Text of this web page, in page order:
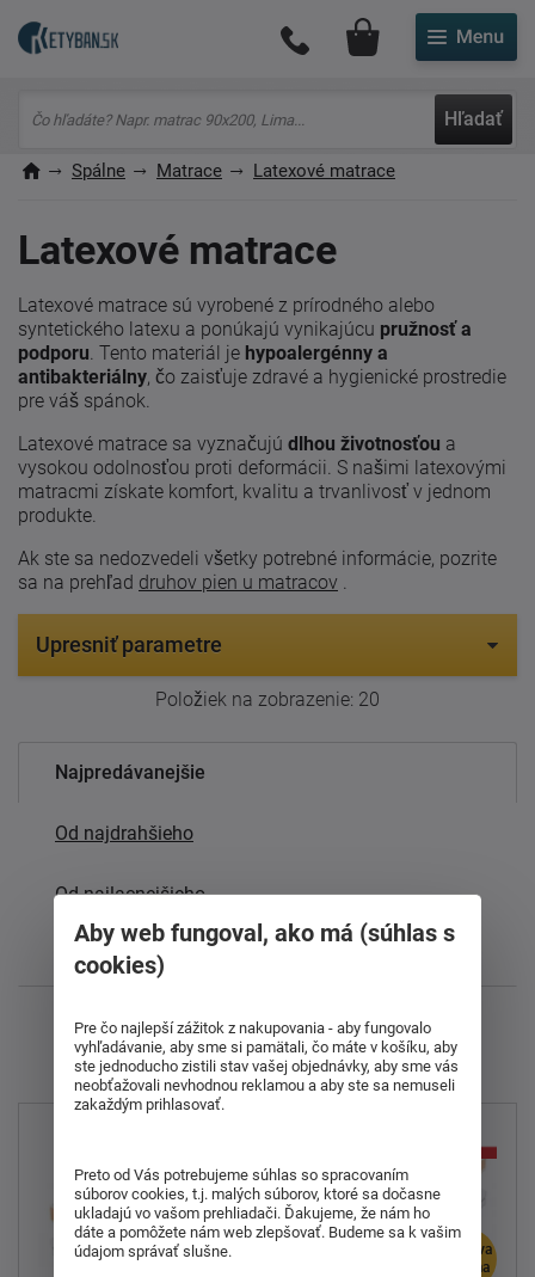
Hľadať
Môj účet
Spálne Matrace Latexové matrace
Latexové matrace
Latexové matrace sú vyrobené z prírodného alebo
syntetického latexu a ponúkajú vynikajúcu pružnosť a
podporu. Tento materiál je hypoalergénny a
antibakteriálny, čo zaisťuje zdravé a hygienické prostredie
pre váš spánok.
Latexové matrace sa vyznačujú dlhou životnosťou a
vysokou odolnosťou proti deformácii. S našimi latexovými
matracmi získate komfort, kvalitu a trvanlivosť v jednom
produkte.
Ak ste sa nedozvedeli všetky potrebné informácie, pozrite
sa na prehľad druhov pien u matracov .
Upresniť parametre
Položiek na zobrazenie: 20
Najpredávanejšie
Od najdrahšieho
Od najlacnejšieho
Najnovšie
Zobrazujem 1 - 20 z 20
doprava
doprava
zdarma
Aby web fungoval, ako má (súhlas s
cookies)
Pre čo najlepší zážitok z nakupovania - aby fungovalo
vyhľadávanie, aby sme si pamätali, čo máte v košíku, aby
ste jednoducho zistili stav vašej objednávky, aby sme vás
neobťažovali nevhodnou reklamou a aby ste sa nemuseli
zakaždým prihlasovať.
Preto od Vás potrebujeme súhlas so spracovaním
súborov cookies, t.j. malých súborov, ktoré sa dočasne
ukladajú vo vašom prehliadači. Ďakujeme, že nám ho
dáte a pomôžete nám web zlepšovať. Budeme sa k vašim
údajom správať slušne.